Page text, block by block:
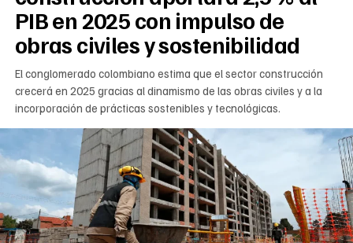
PIB en 2025 con impulso de
obras civiles y sostenibilidad
El conglomerado colombiano estima que el sector construcción
crecerá en 2025 gracias al dinamismo de las obras civiles y a la
incorporación de prácticas sostenibles y tecnológicas.